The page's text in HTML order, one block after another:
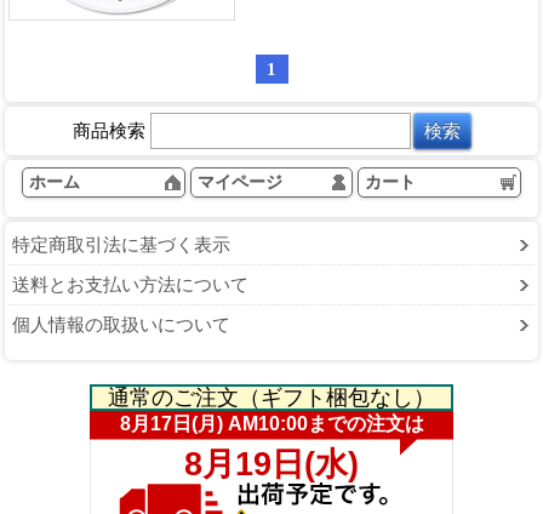
1
商品検索
ホーム マイページ カート
特定商取引法に基づく表示
送料とお支払い方法について
個人情報の取扱いについて
通常のご注文（ギフト梱包なし）